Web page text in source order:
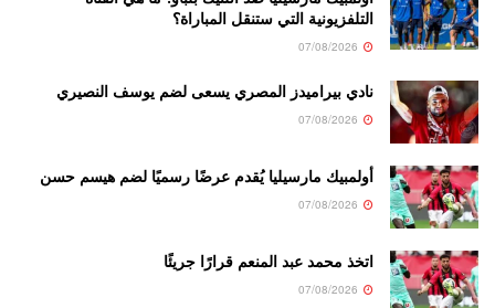
التلفزيونية التي ستنقل المباراة؟
نادي بيراميدز المصري يسعى لضم يوسف النصيري
أولمبيك مارسيليا يُقدم عرضًا رسميًا لضم هيسم حسن
اتخذ محمد عبد المنعم قرارًا جريئًا